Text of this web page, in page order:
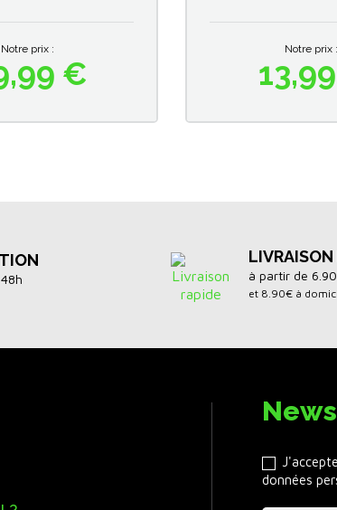
Prix
Notre prix :
€ Prix
Notre prix :
LIVRAISON
à partir de
et 8.90€ à
données